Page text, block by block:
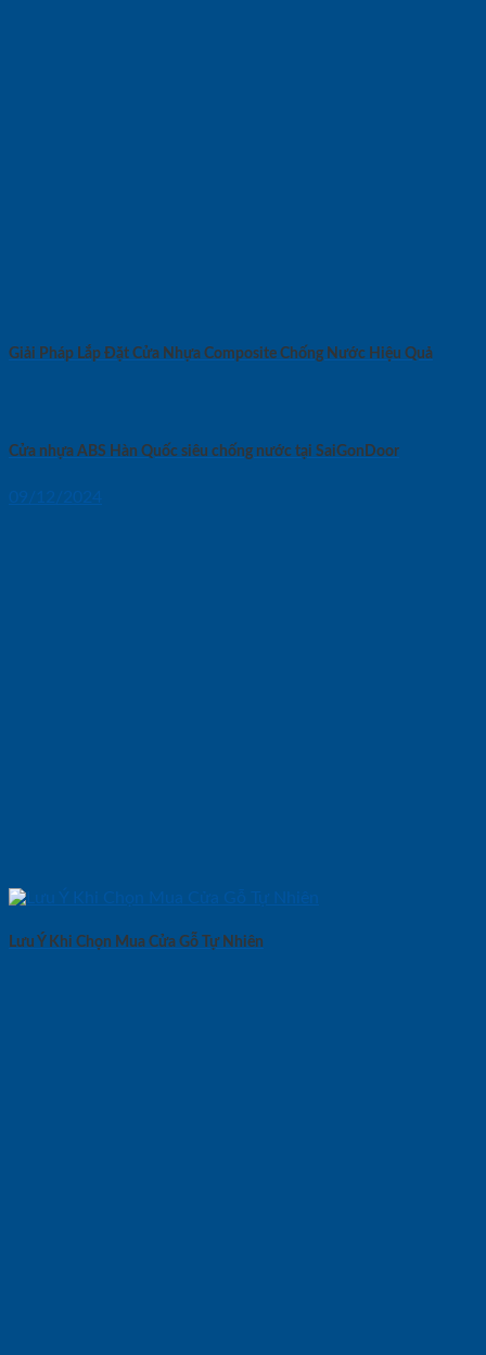
Giải Pháp Lắp Đặt Cửa Nhựa Composite Chống Nước Hiệu Quả
Cửa nhựa ABS Hàn Quốc siêu chống nước tại SaiGonDoor
09/12/2024
Lưu Ý Khi Chọn Mua Cửa Gỗ Tự Nhiên